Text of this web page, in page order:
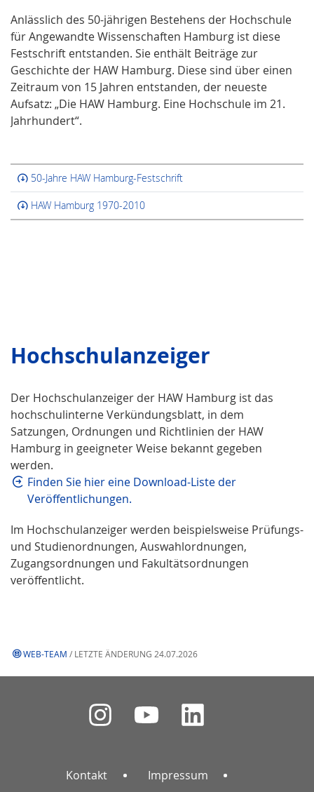
Anlässlich des 50-jährigen Bestehens der Hochschule
für Angewandte Wissenschaften Hamburg ist diese
Festschrift entstanden. Sie enthält Beiträge zur
Geschichte der HAW Hamburg. Diese sind über einen
Zeitraum von 15 Jahren entstanden, der neueste
Aufsatz: „Die HAW Hamburg. Eine Hochschule im 21.
Jahrhundert“.
50-Jahre HAW Hamburg-Festschrift
HAW Hamburg 1970-2010
Hochschulanzeiger
Der Hochschulanzeiger der HAW Hamburg ist das
hochschulinterne Verkündungsblatt, in dem
Satzungen, Ordnungen und Richtlinien der HAW
Hamburg in geeigneter Weise bekannt gegeben
werden.
Finden Sie hier eine Download-Liste der
Veröffentlichungen.
Im Hochschulanzeiger werden beispielsweise Prüfungs-
und Studienordnungen, Auswahlordnungen,
Zugangsordnungen und Fakultätsordnungen
veröffentlicht.
WEB-TEAM / LETZTE ÄNDERUNG 24.07.2026
Kontakt Impressum